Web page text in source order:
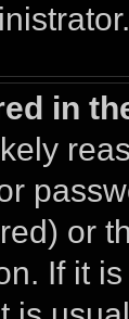
in
or
If it